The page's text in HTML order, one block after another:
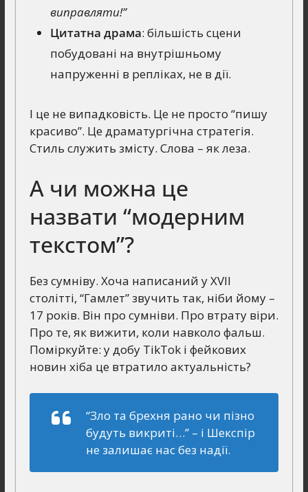
виправляти!”
Цитатна драма: більшість сцени
побудовані на внутрішньому
напруженні в репліках, не в дії.
І це не випадковість. Це не просто “пишу
красиво”. Це драматургічна стратегія.
Стиль служить змісту. Слова – як леза.
А чи можна це
назвати “модерним
текстом”?
Без сумніву. Хоча написаний у XVII
столітті, “Гамлет” звучить так, ніби йому –
17 років. Він про сумніви. Про втрату віри.
Про те, як вижити, коли навколо фальш.
Поміркуйте: у добу TikTok і фейкових
новин хіба це втратило актуальність?
“Зло та брехня рано чи пізно
будуть викриті…”– і Шекспір
не залишає нас без надії.